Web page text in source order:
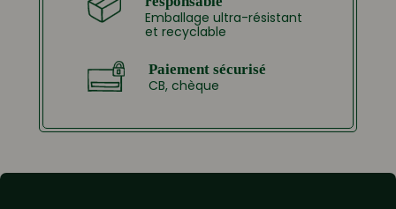
Emballage ultra-résistant
et recyclable
Paiement sécurisé
CB, chèque